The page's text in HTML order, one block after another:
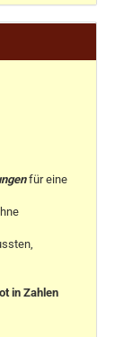
für eine
in Zahlen